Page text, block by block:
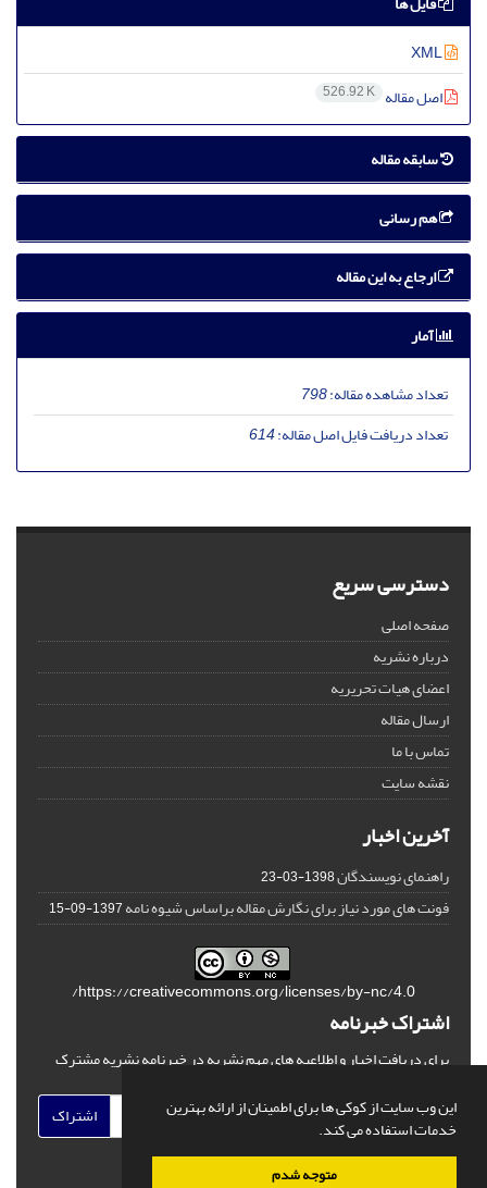
این وب سایت از کوکی ها برای اطمینان از ارائه بهترین
خدمات استفاده می کند.
متوجه شدم
اصل مقاله 526.92 K
سابقه مقاله
هم رسانی
ارجاع به این مقاله
آمار
تعداد مشاهده مقاله:798
تعداد دریافت فایل اصل مقاله:614
دسترسی سریع
صفحه اصلی
درباره نشریه
اعضای هیات تحریریه
ارسال مقاله
تماس با ما
نقشه سایت
آخرین اخبار
راهنمای نویسندگان1398-03-23
فونت های مورد نیاز برای نگارش مقاله براساس شیوه نامه1397-09-15
https://creativecommons.org/licenses/by-nc/4.0/
اشتراک خبرنامه
برای دریافت اخبار و اطلاعیه های مهم نشریه در خبرنامه نشریه مشترک
اشتراک